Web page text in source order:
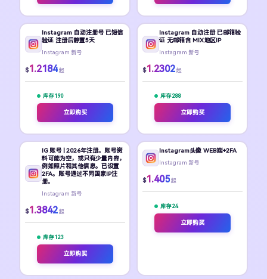
Instagram 自动注册号 已短信
验证 注册后静置5天
Instagram 新号
$1.2184 起
库存 190
立即购买
Instagram 自动注册 已邮箱验
证 无邮箱含 MIX地区IP
Instagram 新号
$1.2302 起
库存 288
立即购买
IG 账号 | 2026年注册。账号资
料可能为空，或只有少量内容，
例如照片和其他信息。已设置
2FA。账号通过不同国家IP注
册。
Instagram 新号
$1.3842 起
库存 123
立即购买
Instagram头像 WEB端+2FA
Instagram 新号
$1.405 起
库存 24
立即购买